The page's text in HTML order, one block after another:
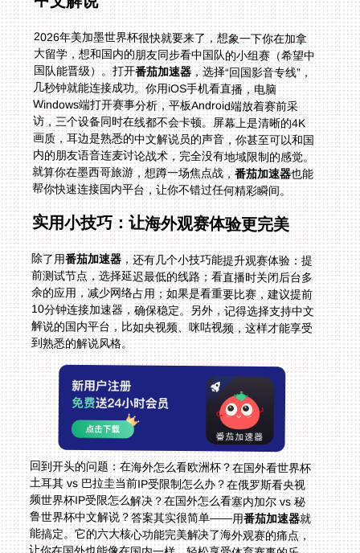
2026年美加墨世界杯很快就要来了，想象一下你在加拿
大留学，想和国内的朋友同步看中国队的小组赛（希望中
国队能晋级）。打开番茄加速器，选择“回国影音专线”，
几秒钟就能连接成功。你用iOS手机看直播，电脑
Windows端打开赛事分析，平板Android端放着赛前采
访，三个设备同时在线都不会卡顿。屏幕上是清晰的4K
画质，耳边是熟悉的中文解说员的声音，你甚至可以和国
内的朋友语音连麦讨论战术，完全没有地域限制的感觉。
就算你在墨西哥旅游，想蹲一场焦点战，番茄加速器也能
帮你快速连接国内平台，让你不错过任何精彩瞬间。
实用小技巧：让海外观赛体验更完美
除了用番茄加速器，还有几个小技巧能提升观赛体验：提
前测试节点，选择延迟最低的线路；看直播时关闭后台多
余的应用，减少网络占用；如果是看重要比赛，建议提前
10分钟连接加速器，确保稳定。另外，记得选择支持中文
解说的国内平台，比如央视频、咪咕视频，这样才能享受
到熟悉的解说风格。
回到开头的问题：在海外怎么看欧洲杯？在国外看世界杯
土耳其 vs 巴拉圭当前IP受限制怎么办？在俄罗斯看央视
频世界杯IP受限怎么解决？在国外怎么看塞内加尔 vs 秘
鲁世界杯中文解说？答案其实很简单——用番茄加速器就
能搞定。它的六大核心功能完美解决了海外观赛的痛点，
让你在国外也能像在国内一样，轻松享受体育赛事的乐
趣。不管是2026美加墨世界杯，还是日常的NBA、足球